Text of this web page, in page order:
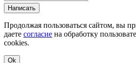
Написать
Продолжая пользоваться сайтом, вы
даете согласие на обработку
cookies.
Ok